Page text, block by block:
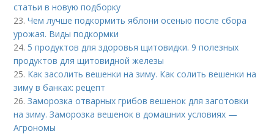
статьи в новую подборку
23.Чем лучше подкормить яблони осенью после сбора
урожая. Виды подкормки
24. 5 продуктов для здоровья щитовидки. 9 полезных
продуктов для щитовидной железы
25. Как засолить вешенки на зиму. Как солить вешенки на
зиму в банках: рецепт
26.Заморозка отварных грибов вешенок для заготовки
на зиму. Заморозка вешенок в домашних условиях —
Агрономы